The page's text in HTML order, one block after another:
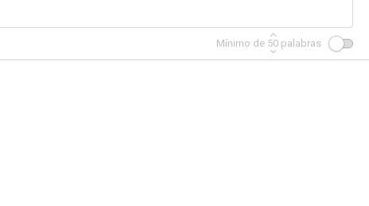
Mínimo de 50 palabras